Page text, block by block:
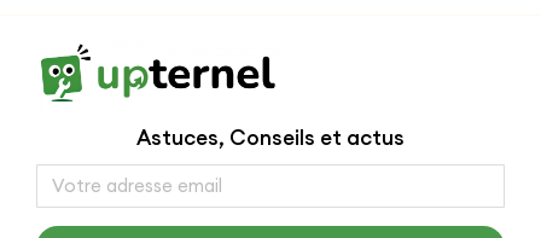
Astuces, Conseils et actus